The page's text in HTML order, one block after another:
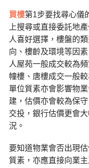
買樓第1步要找尋心儀
上搜尋或直接委託地
人喜好選擇，樓盤的
向、樓齡及環境等因
人屋苑一般成交較為
幢樓、唐樓成交一般
單位質素亦會影響物業
建，估價亦會較為保
交投，銀行估價更會
況。
要知道物業會否出現
質素，亦應直接向業